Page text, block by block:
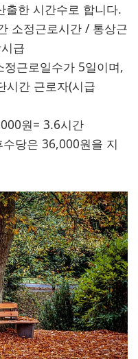
출한 시간수로 합니다.
소정근로시간 / 통상근
급
근로일수가 5일이며,
시간 근로자(시급
원= 3.6시간
당은 36,000원을 지